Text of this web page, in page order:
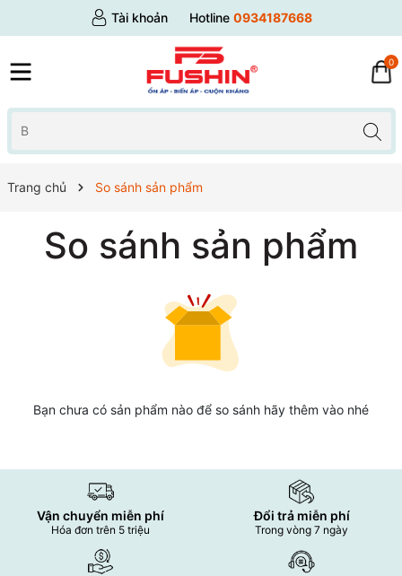
Tài khoản Hotline 0934187668
0
Trang chủ So sánh sản phẩm
So sánh sản phẩm
Bạn chưa có sản phẩm nào để so sánh hãy thêm vào nhé
Vận chuyển miễn phí
Hóa đơn trên 5 triệu
Đổi trả miễn phí
Trong vòng 7 ngày